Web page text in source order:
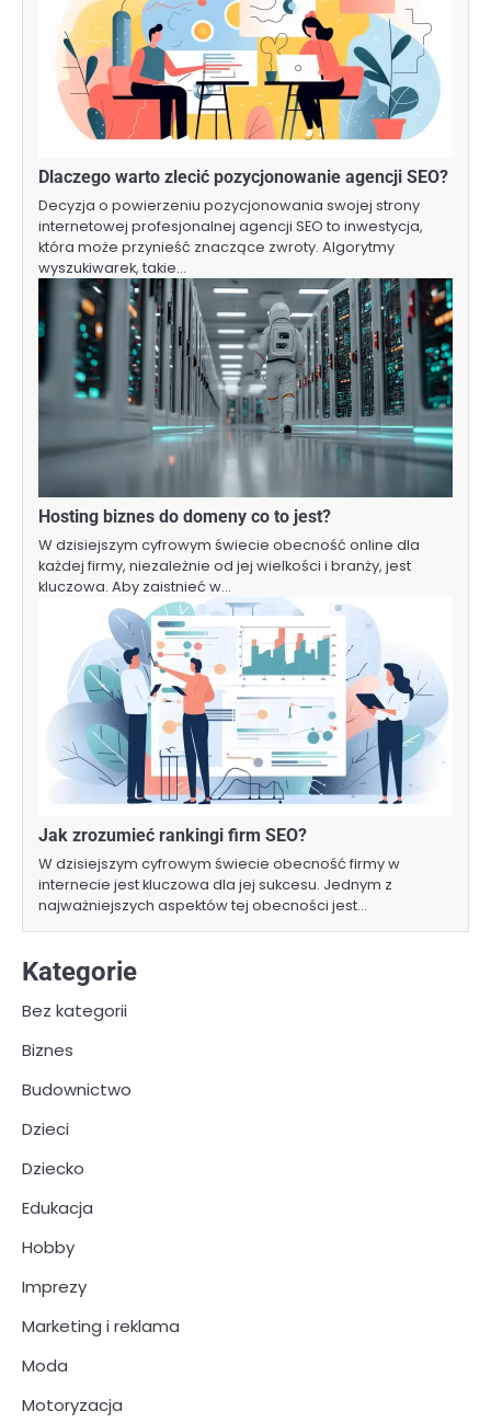
Dlaczego warto zlecić pozycjonowanie agencji SEO?
Decyzja o powierzeniu pozycjonowania swojej strony
internetowej profesjonalnej agencji SEO to inwestycja,
która może przynieść znaczące zwroty. Algorytmy
wyszukiwarek, takie…
Hosting biznes do domeny co to jest?
W dzisiejszym cyfrowym świecie obecność online dla
każdej firmy, niezależnie od jej wielkości i branży, jest
kluczowa. Aby zaistnieć w…
Jak zrozumieć rankingi firm SEO?
W dzisiejszym cyfrowym świecie obecność firmy w
internecie jest kluczowa dla jej sukcesu. Jednym z
najważniejszych aspektów tej obecności jest…
Kategorie
Bez kategorii
Biznes
Budownictwo
Dzieci
Dziecko
Edukacja
Hobby
Imprezy
Marketing i reklama
Moda
Motoryzacja